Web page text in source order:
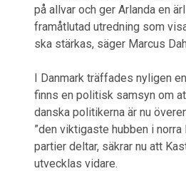
på allvar och ger Arlanda en
framåtlutad utredning som
ska stärkas, säger Marcus
I Danmark träffades nyligen
finns en politisk samsyn om
danska politikerna är nu
”den viktigaste hubben i
partier deltar, säkrar nu att
utvecklas vidare.